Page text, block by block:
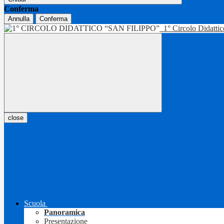
Conferma
Annulla Conferma
1° Circolo
close
Scuola
Panoramica
Presentazione